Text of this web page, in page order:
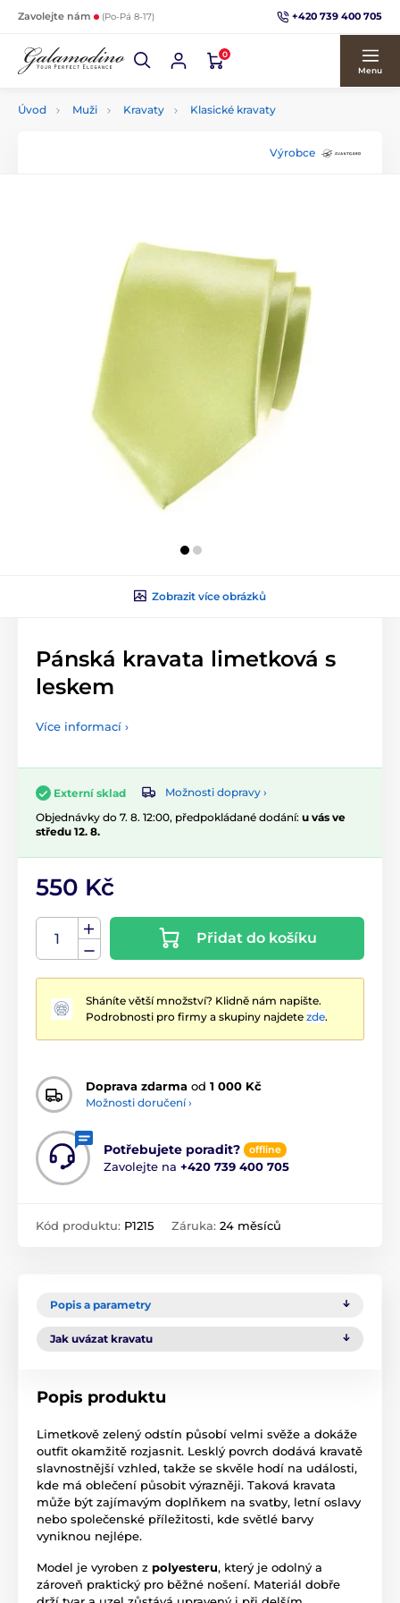
Zavolejte nám (Po-Pá 8-17) +420 739 400 705
0
Menu
Úvod Muži Kravaty Klasické kravaty
Výrobce
Zobrazit více obrázků
Pánská kravata limetková s
leskem
Více informací ›
Externí sklad
Možnosti dopravy ›
Objednávky do 7. 8. 12:00, předpokládané dodání: u vás ve
středu 12. 8.
550 Kč
Přidat do košíku
Sháníte větší množství? Klidně nám napište.
Podrobnosti pro firmy a skupiny najdete zde.
Doprava zdarma od 1 000 Kč
Možnosti doručení ›
Potřebujete poradit? offline
Zavolejte na +420 739 400 705
Kód produktu: P1215 Záruka: 24 měsíců
Popis a parametry
Jak uvázat kravatu
Popis produktu
Limetkově zelený odstín působí velmi svěže a dokáže
outfit okamžitě rozjasnit. Lesklý povrch dodává kravatě
slavnostnější vzhled, takže se skvěle hodí na události,
kde má oblečení působit výrazněji. Taková kravata
může být zajímavým doplňkem na svatby, letní oslavy
nebo společenské příležitosti, kde světlé barvy
vyniknou nejlépe.
Model je vyroben z polyesteru, který je odolný a
zároveň praktický pro běžné nošení. Materiál dobře